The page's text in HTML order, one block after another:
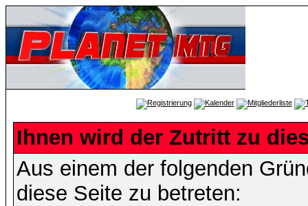
Ihnen wird der Zutritt zu
Aus einem der folgenden
diese Seite zu betreten: